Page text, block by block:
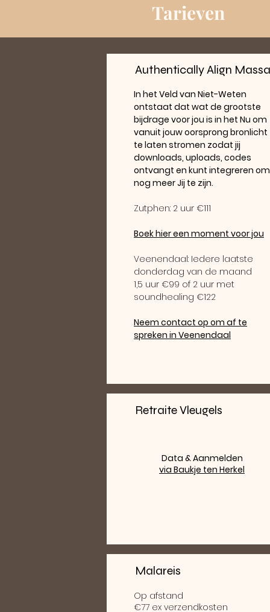
Tarieven
Authentically Align
In het Veld van Niet-Weten
ontstaat dat wat de grootste
bijdrage voor jou is in het Nu om
vanuit jouw oorsprong bronlicht
te laten stromen zodat jij
downloads, uploads, codes
ontvangt en kunt integreren om
nog meer Jij te zijn.
Zutphen: 2 uur €111
Boek hier een moment voor jou
Veenendaal: Iedere laatste
donderdag van de maand
1,5 uur €99 of 2 uur met
soundhealing €122
Neem contact op om af te
spreken in Veenendaal
Retraite Vleugels
Data & Aanmelden
via Baukje ten Herkel
Malareis
Op afstand
€77 ex verzendkosten